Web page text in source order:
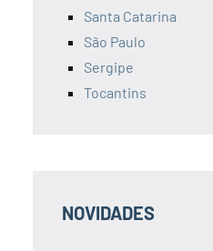
Santa Catarina
São Paulo
Sergipe
Tocantins
NOVIDADES